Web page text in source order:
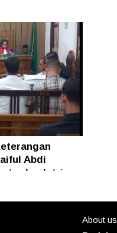
Abdi
dan Istri
About us